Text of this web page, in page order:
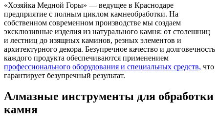
«Хозяйка Медной Горы» — ведущее в Краснодаре
предприятие с полным циклом камнеобработки. На
собственном современном производстве мы создаем
эксклюзивные изделия из натурального камня: от столешниц
и лестниц до изящных каминов, резных элементов и
архитектурного декора. Безупречное качество и долговечность
каждого продукта обеспечиваются применением
профессионального оборудования и специальных средств, что
гарантирует безупречный результат.
Алмазные инструменты для обработки
камня